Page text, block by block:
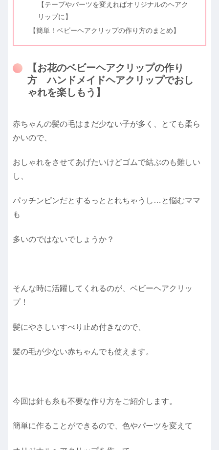
【テープやパーツを変えればオリジナルのヘアク
リップに】
【簡単！ベビーヘアクリップの作り方のまとめ】
【お花のベビーヘアクリップの作り
方 ハンドメイドヘアクリップでおし
ゃれを楽しもう】
赤ちゃんの髪の毛はまだ少ない子が多く、とても柔ら
かいので、
おしゃれをさせてあげたいけどゴムで結ぶのも難しい
し、
パッチンピンだとするっととれちゃうし…と悩むママ
も
多いのではないでしょうか？
そんな時に活躍してくれるのが、ベビーヘアクリッ
プ！
髪にやさしいすべり止め付きなので、
髪の毛が少ない赤ちゃんでも使えます。
今回は針も糸も不要な作り方をご紹介します。
簡単に作ることができるので、色やパーツを変えて